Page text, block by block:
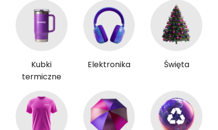
Kubki
termiczne
Elektronika Święta